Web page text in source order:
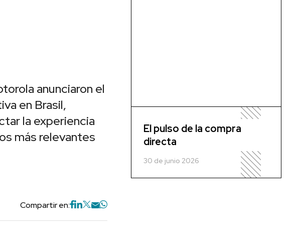
anunciaron el
en Brasil,
la experiencia
más relevantes
Compartir en:
El pulso de la compra
directa
30 de junio 2026